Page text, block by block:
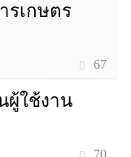
รเกษตร
67
ผู้ใช้งาน
70